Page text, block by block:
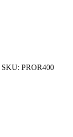
SKU: PROR400